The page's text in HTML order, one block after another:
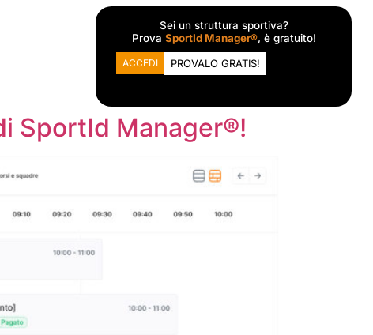
Sei un struttura sportiva?
Prova SportId Manager®, è gratuito!
ACCEDI PROVALO GRATIS!
SportId Manager®!